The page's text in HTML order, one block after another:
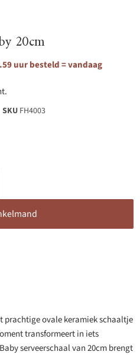
20cm
uur besteld = vandaag
SKU FH4003
prachtige ovale keramiek schaaltje
transformeert in iets
serveerschaal van 20cm brengt